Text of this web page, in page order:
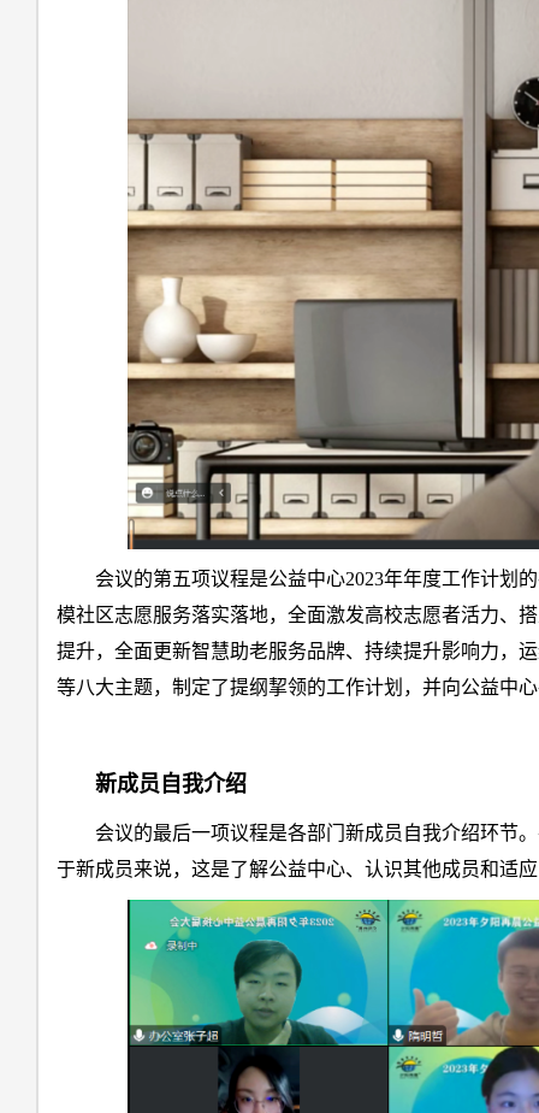
会议的第五项议程是公益中心2023年年度工作计划
模社区志愿服务落实落地，全面激发高校志愿者活力、
提升，全面更新智慧助老服务品牌、持续提升影响力，
等八大主题，制定了提纲挈领的工作计划，并向公益中
新成员自我介绍
会议的最后一项议程是各部门新成员自我介绍环节
于新成员来说，这是了解公益中心、认识其他成员和适